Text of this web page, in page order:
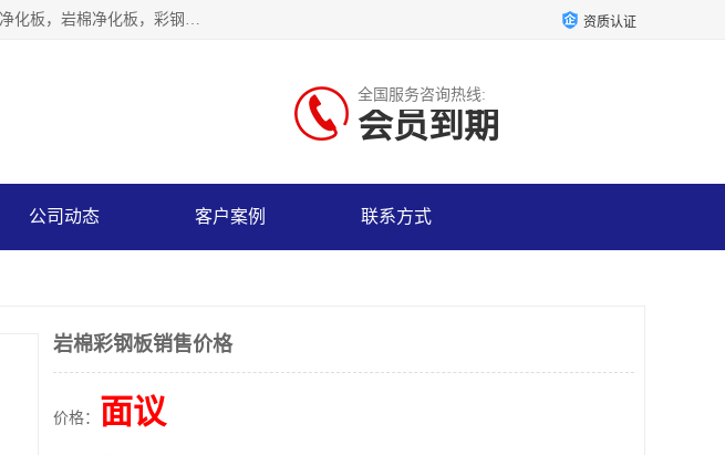
山东中汇彩钢有限公司专业从事聚氨酯封边岩棉板、岩棉板的生产制造，主要产品有：净化板，手工净化板，岩棉净化板，彩钢板，聚氨酯封边岩棉复合板，聚氨酯封边岩棉夹芯板。 资质认证
全国服务咨询热线:
会员到期
公司动态 客户案例 联系方式
岩棉彩钢板销售价格
价格： 面议